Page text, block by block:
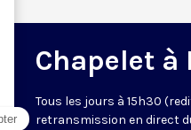
Chapelet à
Tous les jours à 15h30
retransmission en direct